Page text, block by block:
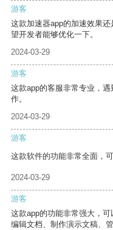
游客
这款加速器app的加速效果
望开发者能够优化一下。
2024-03-29
游客
这款app的客服非常专业，
作。
2024-03-29
游客
这款软件的功能非常全面，
2024-03-29
游客
这款app的功能非常强大，
编辑文档、制作演示文稿、